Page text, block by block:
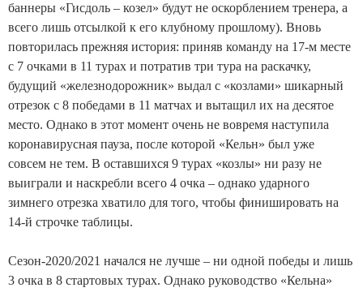
баннеры «Гисдоль – козел» будут не оскорблением тренера, а
всего лишь отсылкой к его клубному прошлому). Вновь
повторилась прежняя история: приняв команду на 17-м месте
с 7 очками в 11 турах и потратив три тура на раскачку,
будущий «железнодорожник» выдал с «козлами» шикарный
отрезок с 8 победами в 11 матчах и вытащил их на десятое
место. Однако в этот момент очень не вовремя наступила
коронавирусная пауза, после которой «Кельн» был уже
совсем не тем. В оставшихся 9 турах «козлы» ни разу не
выиграли и наскребли всего 4 очка – однако ударного
зимнего отрезка хватило для того, чтобы финишировать на
14-й строчке таблицы.
Сезон-2020/2021 начался не лучше – ни одной победы и лишь
3 очка в 8 стартовых турах. Однако руководство «Кельна»